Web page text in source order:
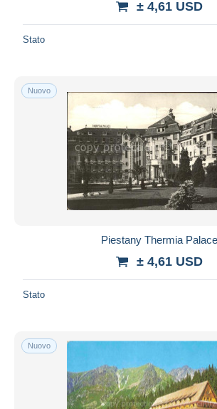
± 4,61 USD
Stato
Nuovo
Piestany Thermia Palace
± 4,61 USD
Stato
Nuovo